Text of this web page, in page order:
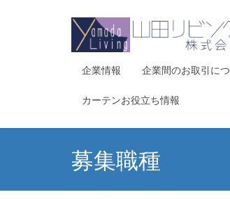
企業情報 企業間のお取引に
カーテンお役立ち情報
募集職種